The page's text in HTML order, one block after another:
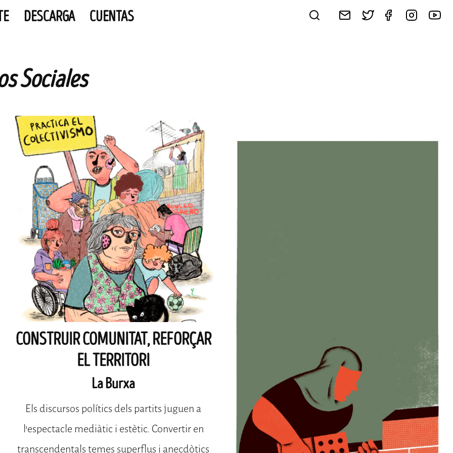
DESCARGA CUENTAS
Sociales
CONSTRUIR COMUNITAT, REFORÇAR
EL TERRITORI
La Burxa
Els discursos polítics dels partits juguen a
l’espectacle mediàtic i estètic. Convertir en
transcendentals temes superflus i anecdòtics